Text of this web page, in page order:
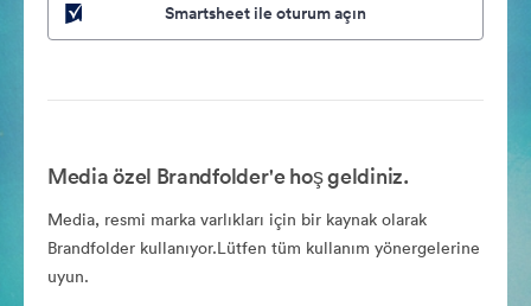
Smartsheet ile oturum açın
Media özel Brandfolder'e hoş geldiniz.
Media, resmi marka varlıkları için bir kaynak olarak
Brandfolder kullanıyor.Lütfen tüm kullanım yönergelerine
uyun.